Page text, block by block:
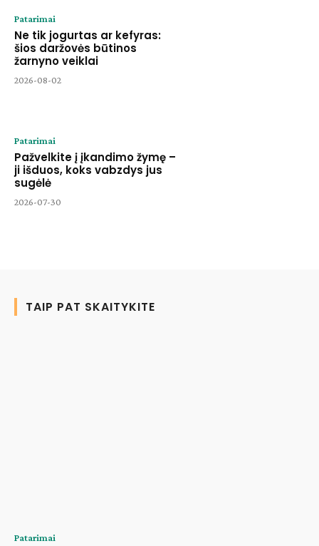
Patarimai
Ne tik jogurtas ar kefyras:
šios daržovės būtinos
žarnyno veiklai
2026-08-02
Patarimai
Pažvelkite į įkandimo žymę –
ji išduos, koks vabzdys jus
sugėlė
2026-07-30
TAIP PAT SKAITYKITE
Patarimai